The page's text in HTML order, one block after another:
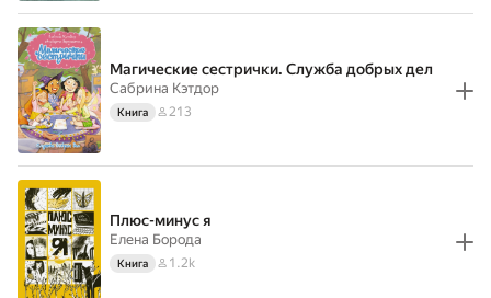
Магические сестрички. Служба добрых дел
Сабрина Кэтдор
Книга 213
Плюс-минус я
Елена Борода
Книга 1.2k